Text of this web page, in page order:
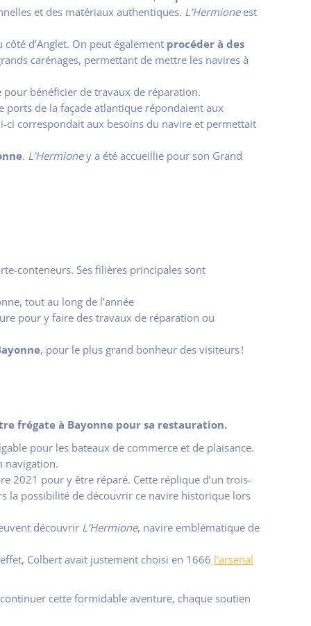
et des matériaux authentiques. L’Hermioneest
d’Anglet. On peut également procéder à des
carénages, permettant de mettre les navires à
pour bénéficier de travaux de réparation.
ports de la façade atlantique répondaient aux
ci correspondait aux besoins du navire et permettait
. L’Hermioney a été accueillie pour son Grand
conteneurs. Ses filières principales sont
tout au long de l’année
pour y faire des travaux de réparation ou
, pour le plus grand bonheur des visiteurs !
frégate à Bayonne pour sa restauration.
pour les bateaux de commerce et de plaisance.
navigation.
2021 pour y être réparé. Cette réplique d’un trois-
la possibilité de découvrir ce navire historique lors
découvrir L’Hermione, navire emblématique de
Colbert avait justement choisi en 1666 l’arsenal
cette formidable aventure, chaque soutien